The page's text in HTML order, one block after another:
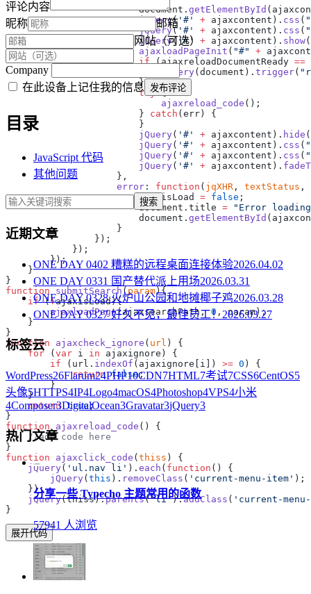
                        document.
getElementById
                        jQuery
('#' + ajaxcontent). css (
                        jQuery
( '#' + ajaxcontent). css (
                        jQuery
( '#' + ajaxcontent). show
                        ajaxloadPageInit
( "#" +
                        if
(ajaxreloadDocumentReady ==
                            jQuery
(document). trigger(
                        try
                            ajaxreload_code
                        }
catch
                        jQuery
( '#' + ajaxcontent). hide
                        jQuery
( '#' + ajaxcontent). css (
                        jQuery
( '#' + ajaxcontent). css (
                        jQuery
( '#' + ajaxcontent).
                    error
: function ( jqXHR , textStatus ,
                        ajaxisLoad
= false
                        document.title
= "Error
                        document.
getElementById
function submitSearch ( param
    if
(!
        ajaxloadPage
(ajaxsearchPath, 0
function ajaxcheck_ignore ( url
    for
( var i in
        if
(url. indexOf (ajaxignore[i]) >= 0
            return
false
    return
true
function ajaxreload_code
function ajaxclick_code ( thiss
    jQuery
( 'ul.nav li' ). each ( function
        jQuery
( this ). removeClass ( 'current-menu-item'
    jQuery
(thiss).parents('li').addClass ( 'current-
展开代码
评论内容
昵称
邮箱
网站（可选）
Company
在此设备上记住我的信息 发布评论
目录
JavaScript 代码
其他问题
搜索
近期文章
ONE DAY 0402 糟糕的远程桌面连接体验2026.04.02
ONE DAY 0331 国产替代派上用场2026.03.31
ONE DAY 0328 火炉山公园和地摊椰子鸡2026.03.28
ONE DAY 0327 好久不见，最佳员工！ 2026.03.27
标签云
WordPress26Flarum24PHP10CDN7HTML7考试7CSS6CentOS5
头像5HTTPS4IP4Logo4macOS4Photoshop4VPS4小米
4Composer3DigitalOcean3Gravatar3jQuery3
热门文章
分享一些 Typecho 主题常用的函数
57941 人浏览